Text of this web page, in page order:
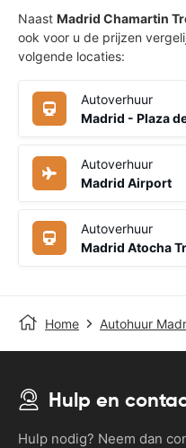
Naast Madrid Chamartin
ook voor u de prijzen
volgende locaties:
Autoverhuur
Madrid - Plaza
Autoverhuur
Madrid Airport
Autoverhuur
Madrid Atocha
Home Autohuur
Hulp en
Hulp nodig? Neem dan